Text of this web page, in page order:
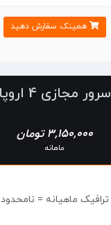
همینک سفارش دهید
سرور مجازی 4 اروپا
3,150,000 تومان
ماهانه
ترافیک ماهیانه = نامحدود